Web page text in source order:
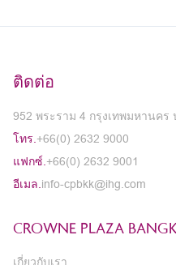
ติดต่อ
952 พระราม 4 กรุงเทพมหานคร
โทร. +66(0) 2632 9000
แฟกซ์. +66(0) 2632 9001
อีเมล. info-cpbkk@ihg.com
CROWNE PLAZA
เกี่ยวกับเรา